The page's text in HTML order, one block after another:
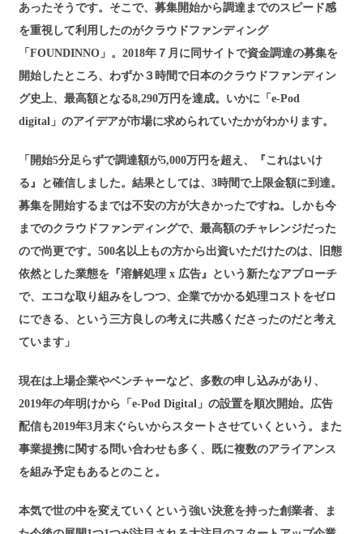
あったそうです。そこで、募集開始から調達までのスピード感
を重視して利用したのがクラウドファンディング
「FOUNDINNO」。2018年７月に同サイトで資金調達の募集を
開始したところ、わずか３時間で日本のクラウドファンディン
グ史上、最高額となる8,290万円を達成。いかに「e-Pod
digital」のアイデアが市場に求められていたかがわかります。
「開始5分足らずで調達額が5,000万円を超え、『これはいけ
る』と確信しました。結果としては、3時間で上限金額に到達。
募集を開始するまでは不安の方が大きかったですね。しかも今
までのクラウドファンディングで、最高額のチャレンジだった
ので尚更です。500名以上もの方から出資いただけたのは、旧態
依然とした業態を『溶解処理 x 広告』という新たなアプローチ
で、エコな取り組みをしつつ、企業でかかる処理コストをゼロ
にできる、という三方良しの考えに共感くださったのだと考え
ています」
現在は上場企業やベンチャーなど、多数の申し込みがあり、
2019年の年明けから「e-Pod Digital」の設置を順次開始。広告
配信も2019年3月末ぐらいからスタートさせていくという。また
事業提携に関する問い合わせも多く、既に複数のアライアンス
を組み予定もあるとのこと。
本気で世の中を変えていくという強い決意を持った創業者、ま